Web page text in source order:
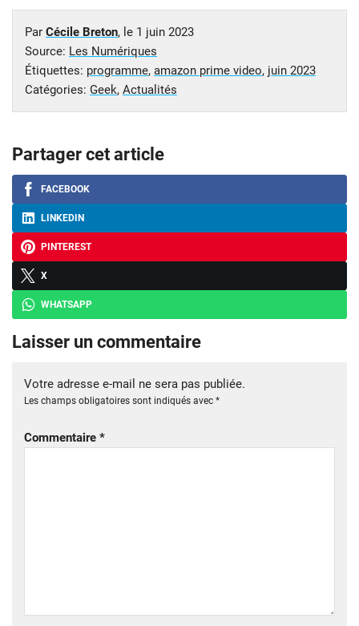
Par Cécile Breton, le 1 juin 2023
Source: Les Numériques
Étiquettes: programme, amazon prime video, juin 2023
Catégories: Geek, Actualités
Partager cet article
FACEBOOK
LINKEDIN
PINTEREST
X
WHATSAPP
Laisser un commentaire
Votre adresse e-mail ne sera pas publiée.
Les champs obligatoires sont indiqués avec *
Commentaire *